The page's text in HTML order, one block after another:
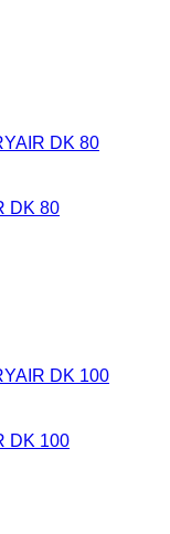
DK 80
DK 100